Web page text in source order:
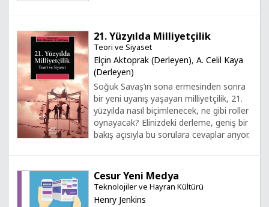
21. Yüzyılda Milliyetçilik
Teori ve Siyaset
Elçin Aktoprak (Derleyen), A. Celil Kaya
(Derleyen)
Soğuk Savaş’ın sona ermesinden sonra
bir yeni uyanış yaşayan milliyetçilik, 21.
yüzyılda nasıl biçimlenecek, ne gibi roller
oynayacak? Elinizdeki derleme, geniş bir
bakış açısıyla bu sorulara cevaplar arıyor.
Cesur Yeni Medya
Teknolojiler ve Hayran Kültürü
Henry Jenkins